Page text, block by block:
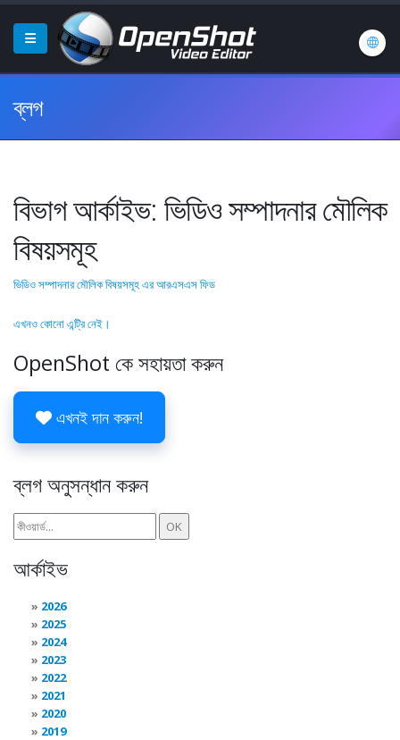
ব্লগ
বিভাগ আর্কাইভ: ভিডিও সম্পাদনার মৌলিক
বিষয়সমূহ
ভিডিও সম্পাদনার মৌলিক বিষয়সমূহ এর আরএসএস ফিড
এখনও কোনো এন্ট্রি নেই।
OpenShot কে সহায়তা করুন
এখনই দান করুন!
ব্লগ অনুসন্ধান করুন
আর্কাইভ
2026
2025
2024
2023
2022
2021
2020
2019